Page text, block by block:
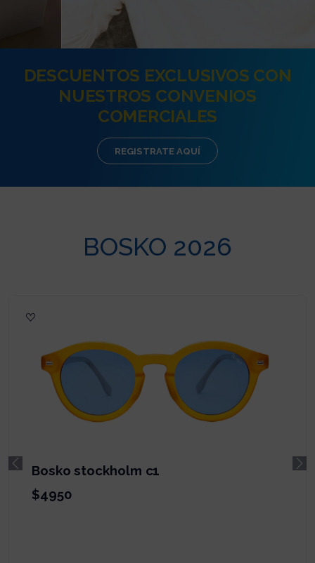
DESCUENTOS EXCLUSIVOS CON
NUESTROS CONVENIOS
COMERCIALES
REGISTRATE AQUÍ
BOSKO 2026
Bosko brussels c1
$4950
Previous